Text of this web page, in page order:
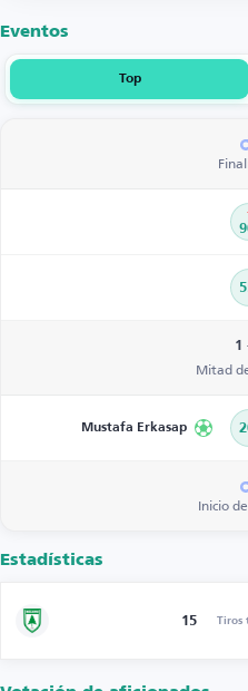
Eventos
Top
1
Mitad
Mustafa Erkasap
Inicio
Estadísticas
15 Tiros